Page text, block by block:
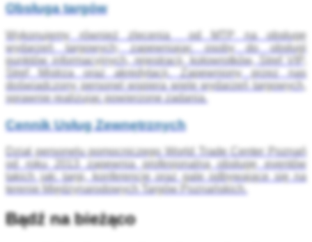
Obsługa targów
Wykonujemy również zlecenia od MTP na obsługę
wydarzeń targowych; zapewniając osoby do obsługi
punktów informacyjnych, rejestracji, kołowrotków, Stref VIP,
Stref Mistrza oraz akredytacji. Zapewniony przez nas
doświadczony personel wspiera wiele wydarzeń targowych,
sprawnie realizując powierzone zadania.
Cennik Usług Zewnętrznych
Dział personelu pomocniczego World Trade Center Poznań
od roku 2013 zapewnia profesjonalną obsługę eventów
takich jak: targi, konferencje oraz gale odbywające się na
terenie Międzynarodowych Targów Poznańskich.
Bądź na bieżąco